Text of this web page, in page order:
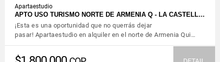
Apartaestudio
APTO USO TURISMO NORTE DE ARMENIA Q - LA CASTELL…
¡Esta es una oportunidad que no querrás dejar
pasar! Apartaestudio en alquiler en el norte de Armenia Qui…